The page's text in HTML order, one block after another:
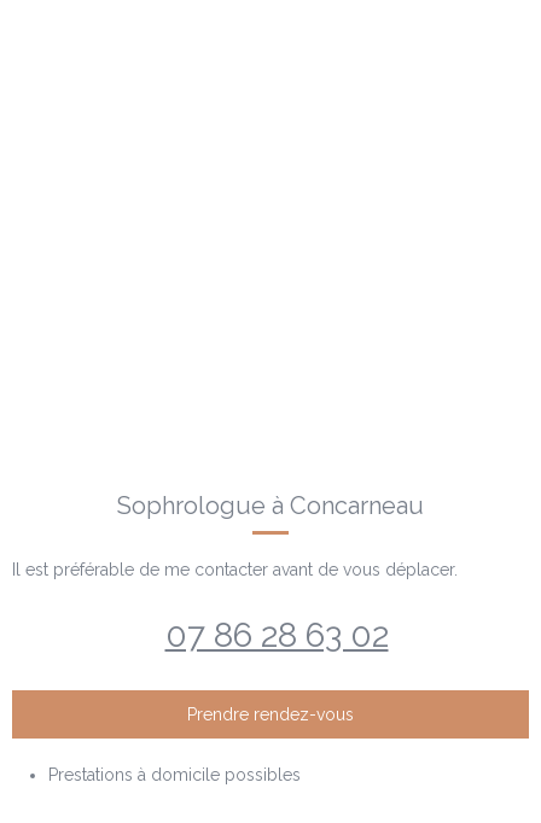
Sophrologue à Concarneau
Il est préférable de me contacter avant de vous déplacer.
07 86 28 63 02
Prendre rendez-vous
Prestations à domicile possibles